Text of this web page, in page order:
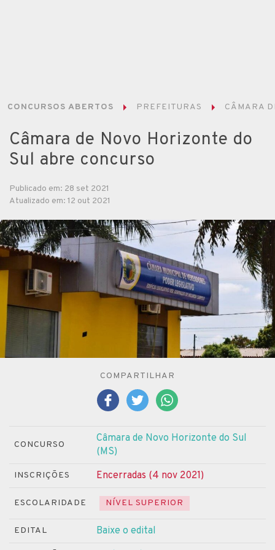
CONCURSOS ABERTOS PREFEITURAS CÂMARA
Câmara de Novo Horizonte do
Sul abre concurso
Publicado em: 28 set 2021
Atualizado em: 12 out 2021
COMPARTILHAR
CONCURSO
Câmara de Novo Horizonte do Sul
(MS)
INSCRIÇÕES Encerradas (4 nov 2021)
ESCOLARIDADE NÍVEL SUPERIOR
EDITAL Baixe o edital